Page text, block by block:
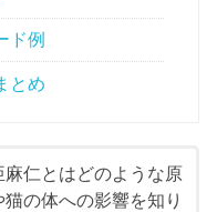
ド例
とめ
仁とはどのような原
の体への影響を知り